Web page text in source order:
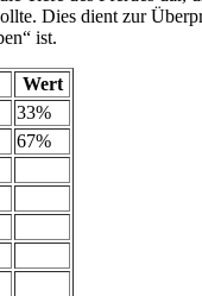
Dies dient zur
ist.
Wert
33%
67%